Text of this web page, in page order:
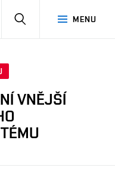
MENU
VNĚJŠÍ